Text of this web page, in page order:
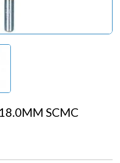
SCMC